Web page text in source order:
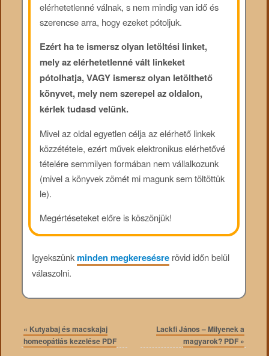
elérhetetlenné válnak, s nem mindig van idő és
szerencse arra, hogy ezeket pótoljuk.
Ezért ha te ismersz olyan letöltési linket,
mely az elérhetetlenné vált linkeket
pótolhatja, VAGY ismersz olyan letölthető
könyvet, mely nem szerepel az oldalon,
kérlek tudasd velünk.
Mivel az oldal egyetlen célja az elérhető linkek
közzététele, ezért művek elektronikus elérhetővé
tételére semmilyen formában nem vállalkozunk
(mivel a könyvek zömét mi magunk sem töltöttük
le).
Megértéseteket előre is köszönjük!
Igyekszünkminden megkeresésrerövid időn belül
válaszolni.
« Kutyabaj és macskajaj
homeopátiás kezelése PDF
Lackfi János – Milyenek a
magyarok? PDF »